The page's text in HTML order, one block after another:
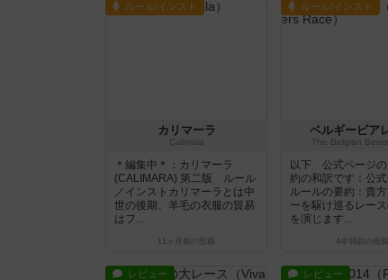
ルール/インスト
カリマーラ
Calimala
＊編集中＊：カリマーラ
(CALIMARA) 第二版 ルール
／インストカリマーラとは中
世の後期、羊毛の衣服の貿易
はフ...
11ヶ月前 の投稿
ルール/インスト
ベルギービア
The Belgian
以下 公式ページの
約の和訳です：公式
ルールの要約：貴
ーを駆け巡るレー
を演じます...
4年弱前 の投稿
レビュー レビュー